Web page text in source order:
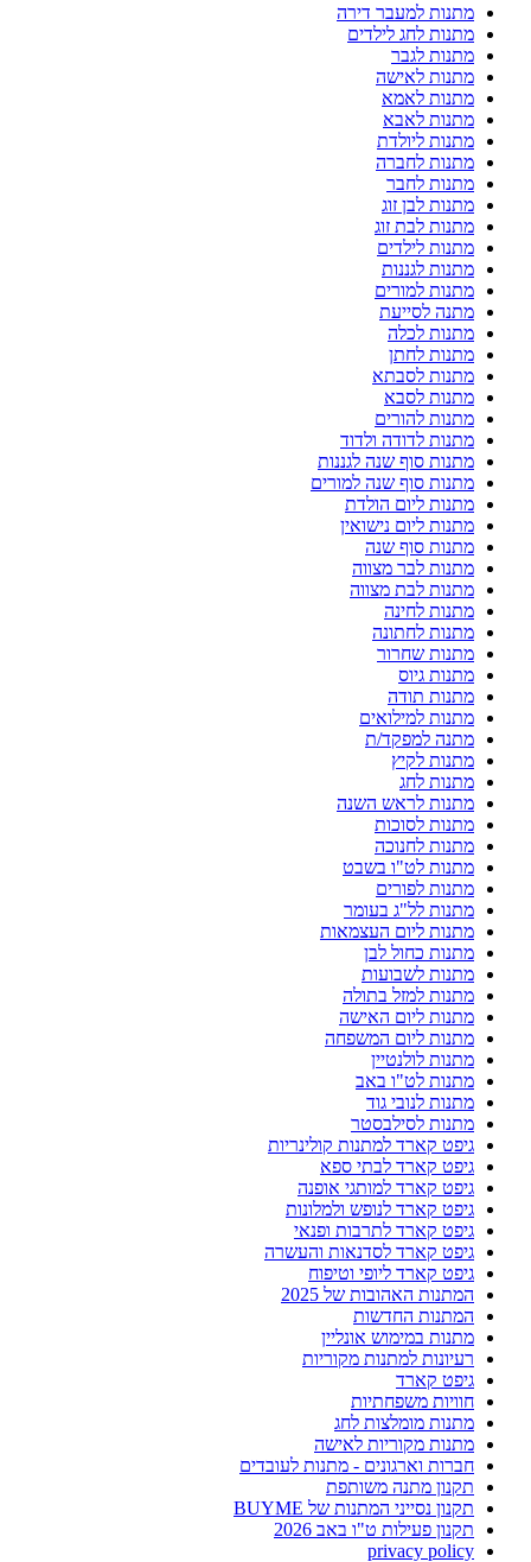
מתנות למעבר דירה
מתנות לחג לילדים
מתנות לגבר
מתנות לאישה
מתנות לאמא
מתנות לאבא
מתנות ליולדת
מתנות לחברה
מתנות לחבר
מתנות לבן זוג
מתנות לבת זוג
מתנות לילדים
מתנות לגננות
מתנות למורים
מתנה לסייעת
מתנות לכלה
מתנות לחתן
מתנות לסבתא
מתנות לסבא
מתנות להורים
מתנות לדודה ולדוד
מתנות סוף שנה לגננות
מתנות סוף שנה למורים
מתנות ליום הולדת
מתנות ליום נישואין
מתנות סוף שנה
מתנות לבר מצווה
מתנות לבת מצווה
מתנות לחינה
מתנות לחתונה
מתנות שחרור
מתנות גיוס
מתנות תודה
מתנות למילואים
מתנה למפקד/ת
מתנות לקיץ
מתנות לחג
מתנות לראש השנה
מתנות לסוכות
מתנות לחנוכה
מתנות לט"ו בשבט
מתנות לפורים
מתנות לל"ג בעומר
מתנות ליום העצמאות
מתנות כחול לבן
מתנות לשבועות
מתנות למזל בתולה
מתנות ליום האישה
מתנות ליום המשפחה
מתנות לולנטיין
מתנות לט"ו באב
מתנות לנובי גוד
מתנות לסילבסטר
גיפט קארד למתנות קולינריות
גיפט קארד לבתי ספא
גיפט קארד למותגי אופנה
גיפט קארד לנופש ולמלונות
גיפט קארד לתרבות ופנאי
גיפט קארד לסדנאות והעשרה
גיפט קארד ליופי וטיפוח
המתנות האהובות של 2025
המתנות החדשות
מתנות במימוש אונליין
רעיונות למתנות מקוריות
גיפט קארד
חוויות משפחתיות
מתנות מומלצות לחג
מתנות מקוריות לאישה
חברות וארגונים - מתנות לעובדים
תקנון מתנה משותפת
תקנון נסייני המתנות של BUYME
תקנון פעילות ט"ו באב 2026
privacy policy